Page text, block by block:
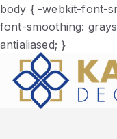
body { -webkit-font-
font-smoothing:
antialiased; }